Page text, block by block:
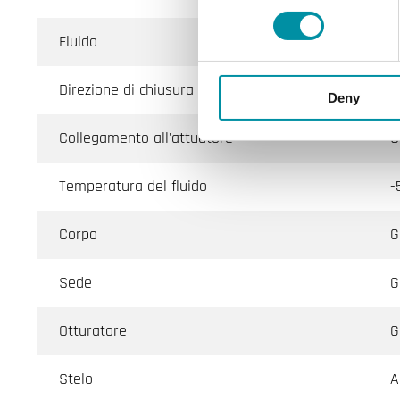
Deny
Fluido
Direzione di chiusura
Collegamento all'attuatore
Temperatura del fluido -
Corpo
Sede
Otturatore
Stelo